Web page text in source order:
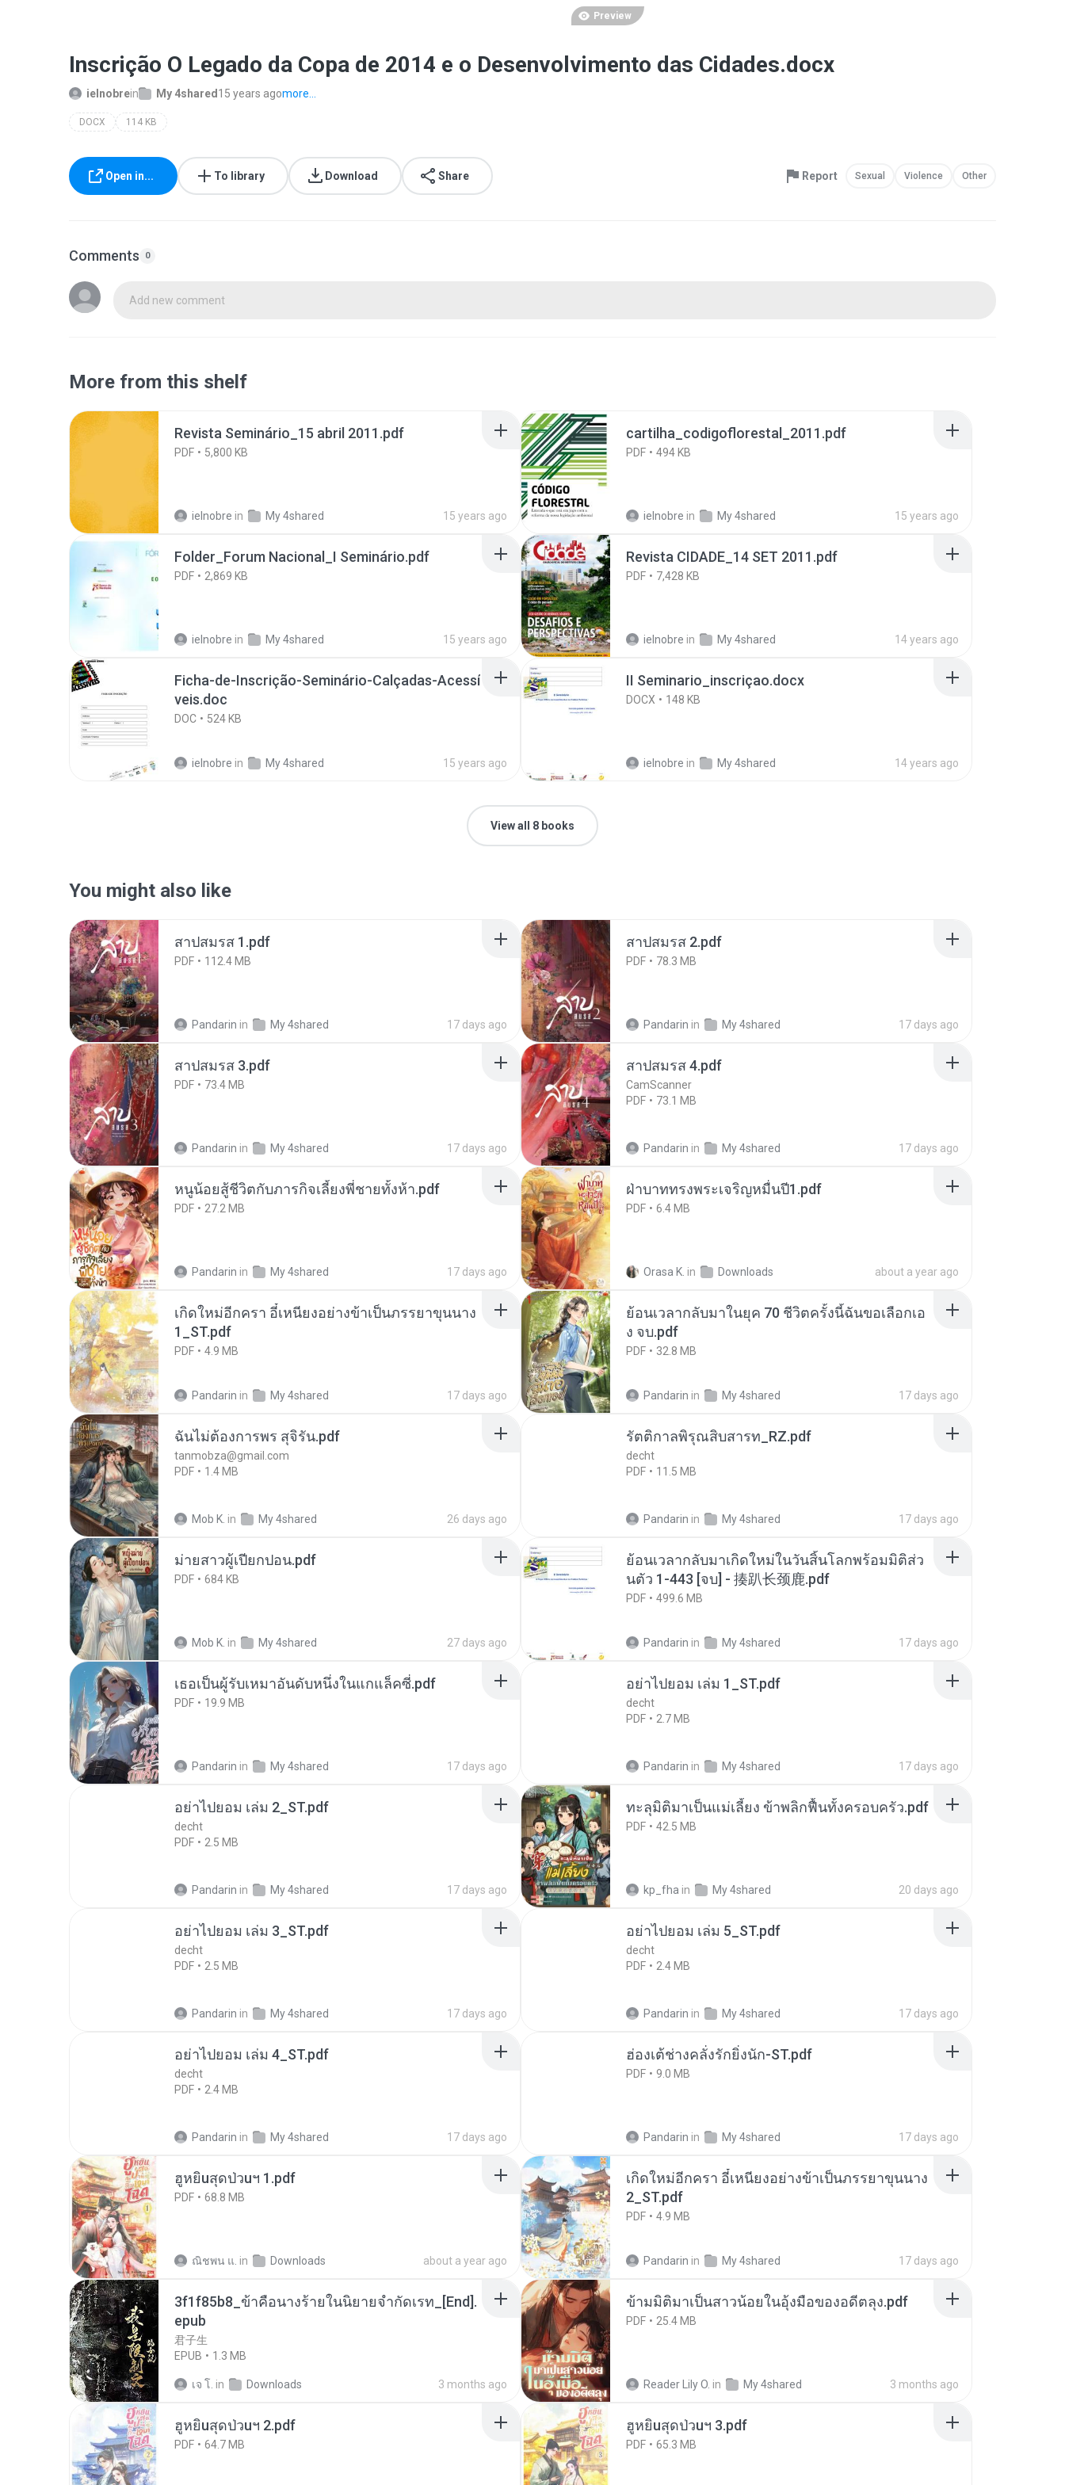
Preview
Inscrição O Legado da Copa de 2014 e o Desenvolvimento das Cidades.docx
ielnobrein My 4shared 15 years agomore...
DOCX 114 KB
Open in... To library Download Share Report Sexual Violence Other
Comments 0
Add new comment
More from this shelf
Revista Seminário_15 abril 2011.pdf
PDF 5,800 KB
ielnobre in My 4shared 15 years ago
cartilha_codigoflorestal_2011.pdf
PDF 494 KB
ielnobre in My 4shared 15 years ago
Folder_Forum Nacional_I Seminário.pdf
PDF 2,869 KB
ielnobre in My 4shared 15 years ago
Revista CIDADE_14 SET 2011.pdf
PDF 7,428 KB
ielnobre in My 4shared 14 years ago
Ficha-de-Inscrição-Seminário-Calçadas-Acessí
veis.doc
DOC 524 KB
ielnobre in My 4shared 15 years ago
II Seminario_inscriçao.docx
DOCX 148 KB
ielnobre in My 4shared 14 years ago
View all 8 books
You might also like
สาปสมรส 1.pdf
PDF 112.4 MB
Pandarin in My 4shared 17 days ago
สาปสมรส 2.pdf
PDF 78.3 MB
Pandarin in My 4shared 17 days ago
สาปสมรส 3.pdf
PDF 73.4 MB
Pandarin in My 4shared 17 days ago
สาปสมรส 4.pdf
CamScanner
PDF
73.1 MB
Pandarin in My 4shared 17 days ago
หนูน้อยสู้ชีวิตกับภารกิจเลี้ยงพี่ชายทั้งห้า.pdf
PDF 27.2 MB
Pandarin in My 4shared 17 days ago
ฝ่าบาททรงพระเจริญหมื่นปี1.pdf
PDF 6.4 MB
Orasa K. in Downloads about a year ago
เกิดใหม่อีกครา อี๋เหนียงอย่างข้าเป็นภรรยาขุนนาง
1_ST.pdf
PDF 4.9 MB
Pandarin in My 4shared 17 days ago
ย้อนเวลากลับมาในยุค 70 ชีวิตครั้งนี้ฉันขอเลือกเอ
ง จบ.pdf
PDF 32.8 MB
Pandarin in My 4shared 17 days ago
ฉันไม่ต้องการพร สุจิรัน.pdf
tanmobza@gmail.com
PDF
1.4 MB
Mob K. in My 4shared 26 days ago
รัตติกาลพิรุณสิบสารท_RZ.pdf
decht
PDF
11.5 MB
Pandarin in My 4shared 17 days ago
ม่ายสาวผู้เปียกปอน.pdf
PDF 684 KB
Mob K. in My 4shared 27 days ago
ย้อนเวลากลับมาเกิดใหม่ในวันสิ้นโลกพร้อมมิติส่ว
นตัว 1-443 [จบ] - 揍趴长颈鹿.pdf
PDF 499.6 MB
Pandarin in My 4shared 17 days ago
เธอเป็นผู้รับเหมาอันดับหนึ่งในแกแล็คซี่.pdf
PDF 19.9 MB
Pandarin in My 4shared 17 days ago
อย่าไปยอม เล่ม 1_ST.pdf
decht
PDF
2.7 MB
Pandarin in My 4shared 17 days ago
อย่าไปยอม เล่ม 2_ST.pdf
decht
PDF
2.5 MB
Pandarin in My 4shared 17 days ago
ทะลุมิติมาเป็นแม่เลี้ยง ข้าพลิกฟื้นทั้งครอบครัว.pdf
PDF 42.5 MB
kp_fha in My 4shared 20 days ago
อย่าไปยอม เล่ม 3_ST.pdf
decht
PDF
2.5 MB
Pandarin in My 4shared 17 days ago
อย่าไปยอม เล่ม 5_ST.pdf
decht
PDF
2.4 MB
Pandarin in My 4shared 17 days ago
อย่าไปยอม เล่ม 4_ST.pdf
decht
PDF
2.4 MB
Pandarin in My 4shared 17 days ago
ฮ่องเต้ช่างคลั่งรักยิ่งนัก-ST.pdf
PDF 9.0 MB
Pandarin in My 4shared 17 days ago
ฮูหยิuสุดป่วuฯ 1.pdf
PDF 68.8 MB
ณิชพน แ. in Downloads about a year ago
เกิดใหม่อีกครา อี๋เหนียงอย่างข้าเป็นภรรยาขุนนาง
2_ST.pdf
PDF 4.9 MB
Pandarin in My 4shared 17 days ago
3f1f85b8_ข้าคือนางร้ายในนิยายจำกัดเรท_[End].
epub
君子生
EPUB
1.3 MB
เจ โ. in Downloads 3 months ago
ข้ามมิติมาเป็นสาวน้อยในอุ้งมือของอดีตลุง.pdf
PDF 25.4 MB
Reader Lily O. in My 4shared 3 months ago
ฮูหยิuสุดป่วuฯ 2.pdf
PDF 64.7 MB
ฮูหยิuสุดป่วuฯ 3.pdf
PDF 65.3 MB